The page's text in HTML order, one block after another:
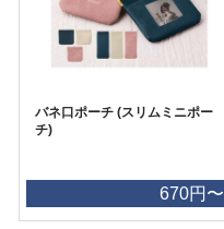
バネ口ポーチ (スリムミニポー
チ)
670円〜